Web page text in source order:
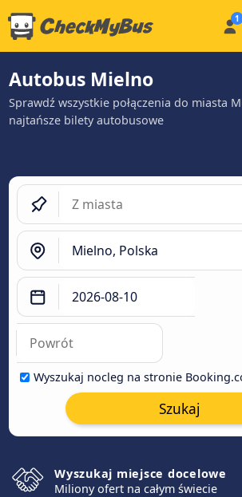
Autobus Mielno
Sprawdź wszystkie połączenia do miasta
najtańsze bilety autobusowe
Wyszukaj nocleg na stronie
Szukaj
Wyszukaj miejsce docelowe
Miliony ofert na całym świecie